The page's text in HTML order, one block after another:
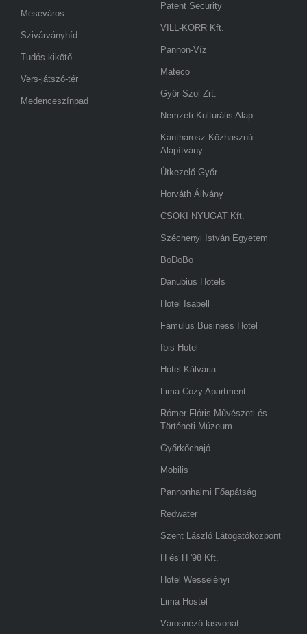
Meseváros
Szivárványhíd
Tudós kikötő
Vers-játszó-tér
Medenceszínpad
Patent Security
VILL-KORR Kft.
Pannon-Víz
Mateco
Győr-Szol Zrt.
Nemzeti Kulturális Alap
Kantharosz Közhasznú
Alapítvány
Útkezelő Győr
Horváth Állvány
CSOKI NYUGAT Kft.
Széchenyi István Egyetem
BoDoBo
Danubius Hotels
Hotel Isabell
Famulus Business Hotel
Ibis Hotel
Hotel Kálvária
Lima Cozy Apartment
Rómer Flóris Művészeti és
Történeti Múzeum
Győrkőchajó
Mobilis
Pannonhalmi Főapátság
Redwater
Szent László Látogatóközpont
H és H '98 Kft.
Hotel Wesselényi
Lima Hostel
Városnéző kisvonat